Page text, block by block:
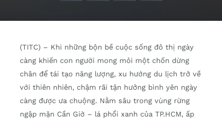
(TITC) – Khi những bộn bề cuộc sống đô thị ngày
càng khiến con người mong mỏi một chốn dừng
chân để tái tạo năng lượng, xu hướng du lịch trở về
với thiên nhiên, chậm rãi tận hưởng bình yên ngày
càng được ưa chuộng. Nằm sâu trong vùng rừng
ngập mặn Cần Giờ – lá phổi xanh của TP.HCM, ấp